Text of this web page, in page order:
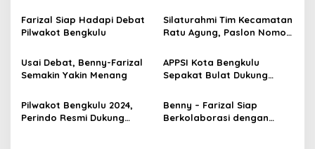
Farizal Siap Hadapi Debat
Pilwakot Bengkulu
Silaturahmi Tim Kecamatan
Ratu Agung, Paslon Nomor
Optimis Menang Pilwakot
Usai Debat, Benny-Farizal
Semakin Yakin Menang
APPSI Kota Bengkulu
Sepakat Bulat Dukung
Pilwakot Bengkulu 2024,
Perindo Resmi Dukung
Benny – Farizal Siap
Berkolaborasi dengan